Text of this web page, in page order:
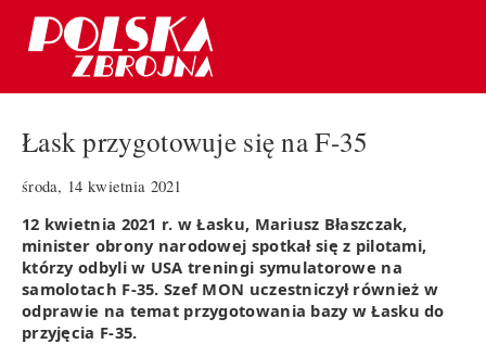
Łask przygotowuje się na F-35
środa, 14 kwietnia 2021
12 kwietnia 2021 r. w Łasku, Mariusz Błaszczak,
minister obrony narodowej spotkał się z pilotami,
którzy odbyli w USA treningi symulatorowe na
samolotach F-35. Szef MON uczestniczył również w
odprawie na temat przygotowania bazy w Łasku do
przyjęcia F-35.